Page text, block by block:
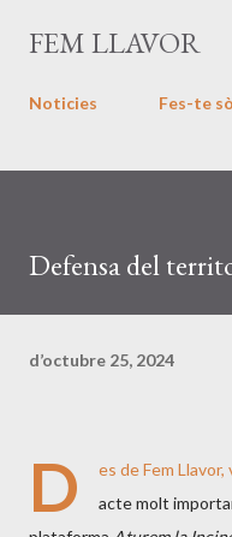
Salta al
FEM LLAVOR
Noticies Fes-te
Defensa del
d’octubre 25, 2024
D
es de Fem
acte molt